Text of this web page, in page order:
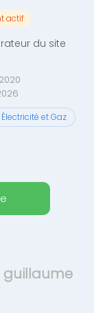
actif
du site
Électricité et Gaz
guillaume